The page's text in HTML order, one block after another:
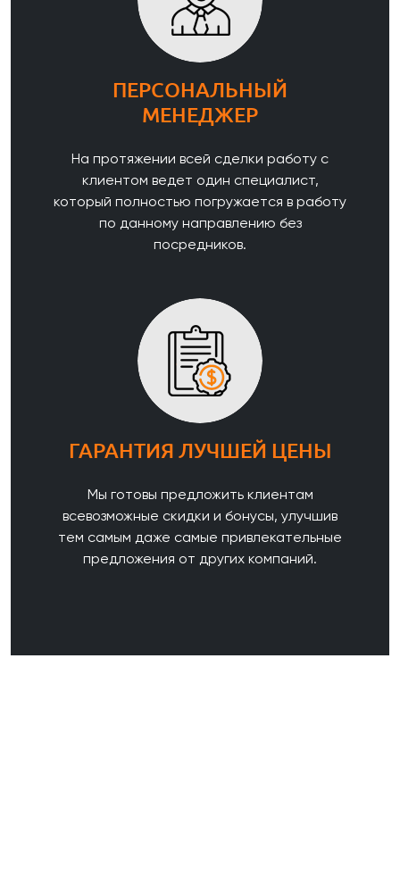
ПЕРСОНАЛЬНЫЙ
МЕНЕДЖЕР
На протяжении всей сделки работу с
клиентом ведет один специалист,
который полностью погружается в работу
по данному направлению без
посредников.
ГАРАНТИЯ ЛУЧШЕЙ ЦЕНЫ
Мы готовы предложить клиентам
всевозможные скидки и бонусы, улучшив
тем самым даже самые привлекательные
предложения от других компаний.